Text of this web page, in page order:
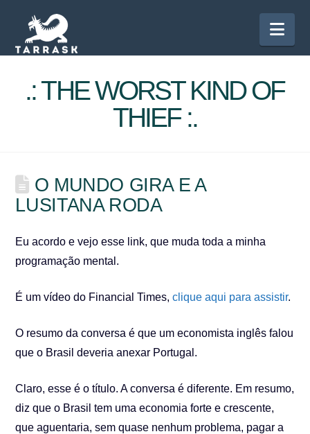
.: THE WORST KIND OF
THIEF :.
O MUNDO GIRA E A
LUSITANA RODA
Eu acordo e vejo esse link, que muda toda a minha
programação mental.
É um vídeo do Financial Times,clique aqui para assistir.
O resumo da conversa é que um economista inglês falou
que o Brasil deveria anexar Portugal.
Claro, esse é o título. A conversa é diferente. Em resumo,
diz que o Brasil tem uma economia forte e crescente,
que aguentaria, sem quase nenhum problema, pagar a